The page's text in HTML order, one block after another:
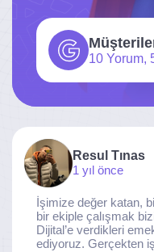
10 Yorum,
Resul Tınas
1 yıl önce
İşimize değer katan,
bir ekiple çalışmak
Dijital’e verdikleri
ediyoruz. Gerçekten